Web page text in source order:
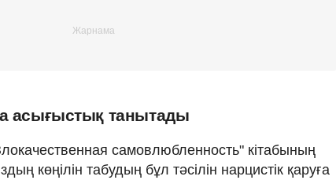
асығыстық танытады
самовлюбленность" кітабының
көңілін табудың бұл тәсілін нарцистік қаруға